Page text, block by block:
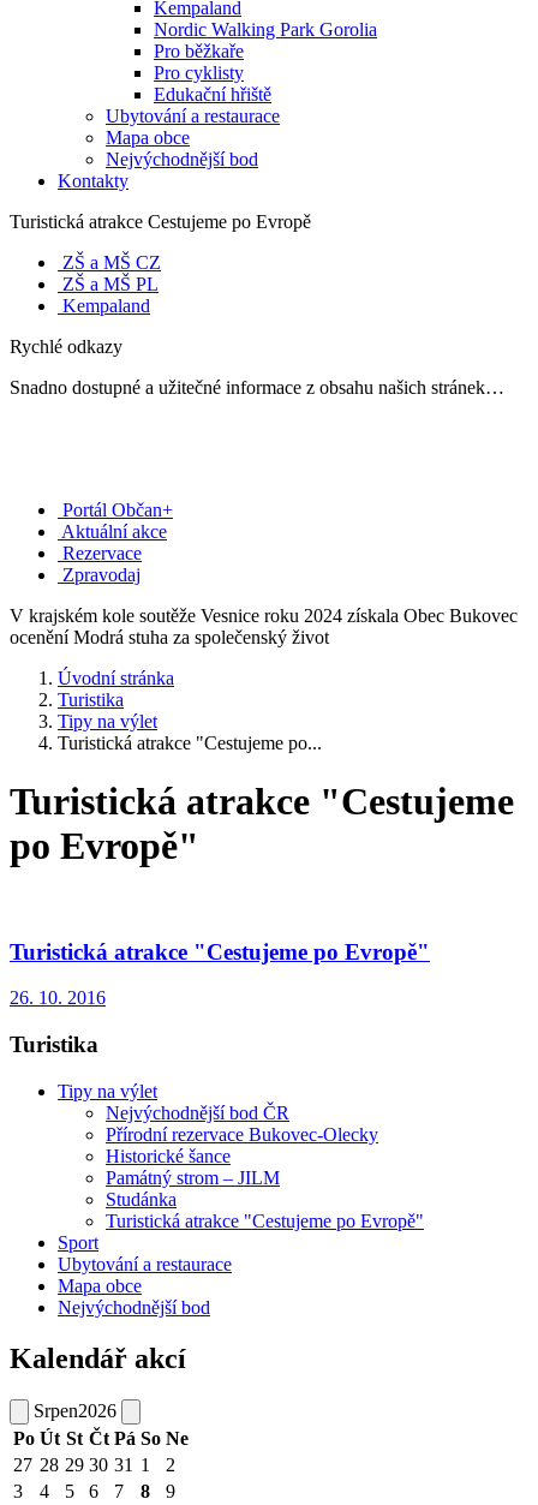
Kempaland
Nordic Walking Park Gorolia
Pro běžkaře
Pro cyklisty
Edukační hřiště
Ubytování a restaurace
Mapa obce
Nejvýchodnější bod
Kontakty
Turistická atrakce Cestujeme po Evropě
ZŠ a MŠ CZ
ZŠ a MŠ PL
Kempaland
Rychlé odkazy
Snadno dostupné a užitečné informace z obsahu našich stránek…
Portál Občan+
Aktuální akce
Rezervace
Zpravodaj
V krajském kole soutěže Vesnice roku 2024 získala Obec Bukovec
ocenění Modrá stuha za společenský život
Úvodní stránka
Turistika
Tipy na výlet
Turistická atrakce "Cestujeme po...
Turistická atrakce "Cestujeme
po Evropě"
Turistická atrakce "Cestujeme po Evropě"
26. 10. 2016
Turistika
Tipy na výlet
Nejvýchodnější bod ČR
Přírodní rezervace Bukovec-Olecky
Historické šance
Památný strom – JILM
Studánka
Turistická atrakce "Cestujeme po Evropě"
Sport
Ubytování a restaurace
Mapa obce
Nejvýchodnější bod
Kalendář akcí
Srpen2026
Po Út St Čt Pá So Ne
27 28 29 30 31 1
2
3
4 5 6 7 8
9